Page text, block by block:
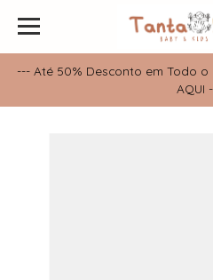
--- Até 50% Desconto em Todo o
AQUI